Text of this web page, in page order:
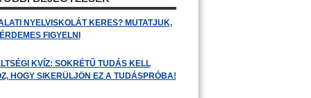
NYELVISKOLÁT KERES? MUTATJUK,
FIGYELNI
KVÍZ: SOKRÉTŰ TUDÁS KELL
HOGY SIKERÜLJÖN EZ A TUDÁSPRÓBA!